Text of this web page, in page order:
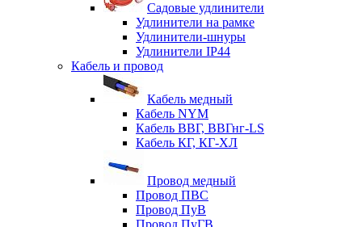
Садовые удлинители
Удлинители на рамке
Удлинители-шнуры
Удлинители IP44
Кабель и провод
Кабель медный
Кабель NYM
Кабель ВВГ, ВВГнг-LS
Кабель КГ, КГ-ХЛ
Провод медный
Провод ПВС
Провод ПуВ
Провод ПуГВ